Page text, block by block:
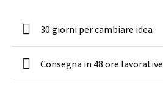
30 giorni per cambiare idea
Consegna in 48 ore lavorative